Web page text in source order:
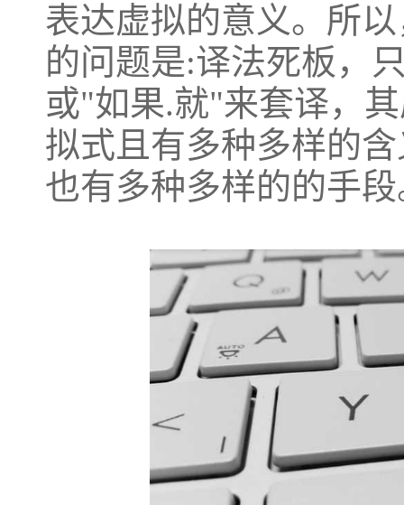
表达虚拟的意义。所
的问题是:译法死板，
或"如果.就"来套译，
拟式且有多种多样的
也有多种多样的的手